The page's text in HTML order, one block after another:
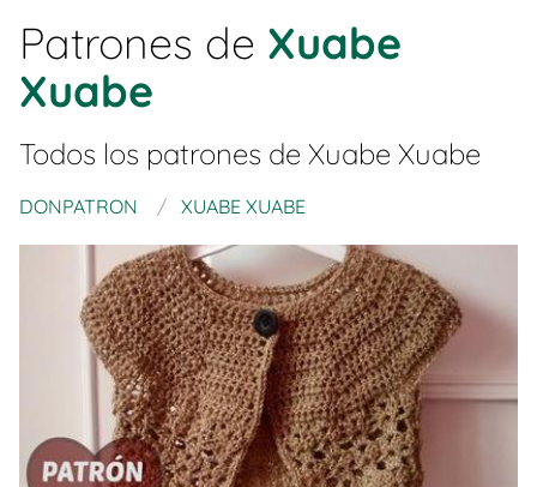
Patrones de Xuabe
Xuabe
Todos los patrones de Xuabe Xuabe
DONPATRON XUABE XUABE